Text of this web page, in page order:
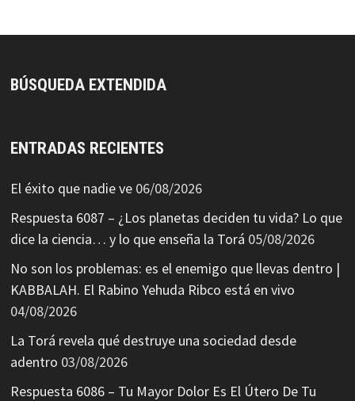
BÚSQUEDA EXTENDIDA
ENTRADAS RECIENTES
El éxito que nadie ve 06/08/2026
Respuesta 6087 – ¿Los planetas deciden tu vida? Lo que
dice la ciencia… y lo que enseña la Torá 05/08/2026
No son los problemas: es el enemigo que llevas dentro |
KABBALAH. El Rabino Yehuda Ribco está en vivo
04/08/2026
La Torá revela qué destruye una sociedad desde
adentro 03/08/2026
Respuesta 6086 – Tu Mayor Dolor Es El Útero De Tu